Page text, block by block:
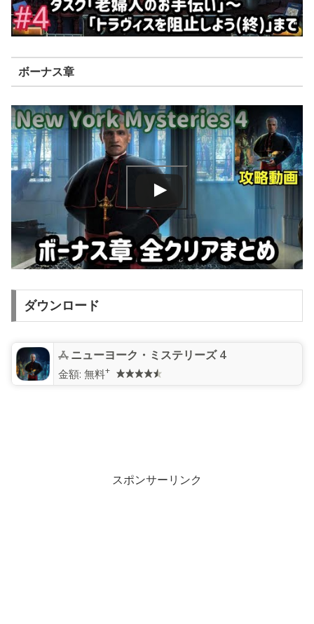
ボーナス章
ダウンロード
ニューヨーク・ミステリーズ 4
金額: 無料+
スポンサーリンク